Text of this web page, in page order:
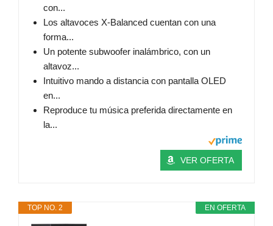
con...
Los altavoces X-Balanced cuentan con una
forma...
Un potente subwoofer inalámbrico, con un
altavoz...
Intuitivo mando a distancia con pantalla OLED
en...
Reproduce tu música preferida directamente en
la...
VER OFERTA
EN OFERTA
TOP NO. 2